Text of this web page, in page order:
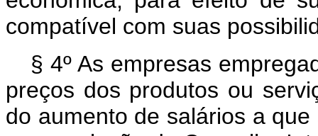
compatível com suas
§ 4º As empresas
preços dos produtos ou
do aumento de salários a